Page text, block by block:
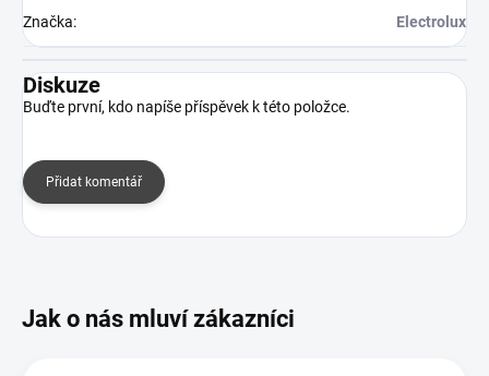
Značka: Electrolux
Diskuze
Buďte první, kdo napíše příspěvek k této položce.
Přidat komentář